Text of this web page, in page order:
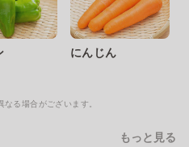
にんじん
る場合がございます。
もっと見る